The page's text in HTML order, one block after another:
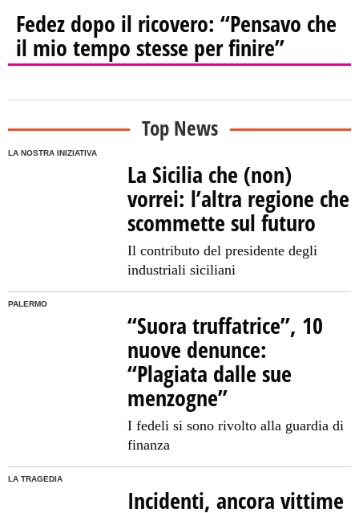
Fedez dopo il ricovero: “Pensavo che
il mio tempo stesse per finire”
Top News
LA NOSTRA INIZIATIVA
La Sicilia che (non)
vorrei: l’altra regione che
scommette sul futuro
Il contributo del presidente degli
industriali siciliani
PALERMO
“Suora truffatrice”, 10
nuove denunce:
“Plagiata dalle sue
menzogne”
I fedeli si sono rivolto alla guardia di
finanza
LA TRAGEDIA
Incidenti, ancora vittime